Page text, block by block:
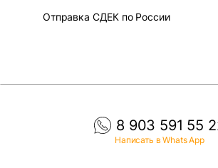
Отправка СДЕК по России
8 903 591 55
Написать в Whats App